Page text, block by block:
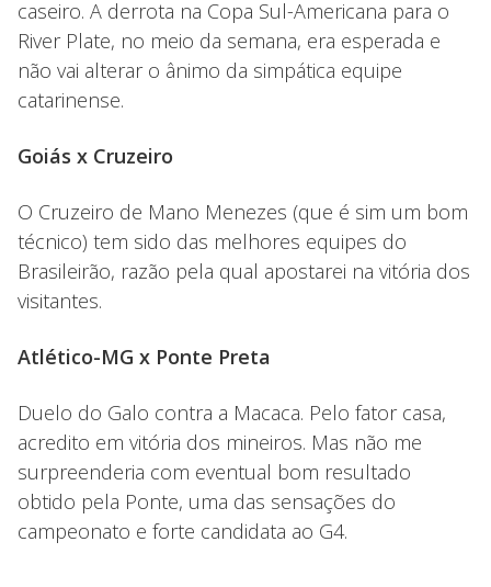
caseiro. A derrota na Copa Sul-Americana para o
River Plate, no meio da semana, era esperada e
não vai alterar o ânimo da simpática equipe
catarinense.
Goiás x Cruzeiro
O Cruzeiro de Mano Menezes (que é sim um bom
técnico) tem sido das melhores equipes do
Brasileirão, razão pela qual apostarei na vitória dos
visitantes.
Atlético-MG x Ponte Preta
Duelo do Galo contra a Macaca. Pelo fator casa,
acredito em vitória dos mineiros. Mas não me
surpreenderia com eventual bom resultado
obtido pela Ponte, uma das sensações do
campeonato e forte candidata ao G4.